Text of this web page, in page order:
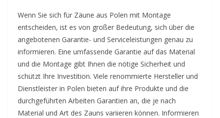
Wenn Sie sich für Zäune aus Polen mit Montage
entscheiden, ist es von großer Bedeutung, sich über die
angebotenen Garantie- und Serviceleistungen genau zu
informieren. Eine umfassende Garantie auf das Material
und die Montage gibt Ihnen die nötige Sicherheit und
schützt Ihre Investition. Viele renommierte Hersteller und
Dienstleister in Polen bieten auf ihre Produkte und die
durchgeführten Arbeiten Garantien an, die je nach
Material und Art des Zauns variieren können. Informieren